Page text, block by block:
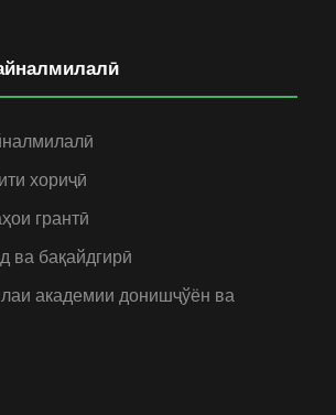
хориҷӣ
грантӣ
ва бақайдгирӣ
академии донишҷўён ва